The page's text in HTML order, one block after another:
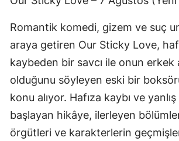
Romantik komedi, gizem ve suç
araya getiren Our Sticky Love,
kaybeden bir savcı ile onun erkek
olduğunu söyleyen eski bir
konu alıyor. Hafıza kaybı ve
başlayan hikâye, ilerleyen
örgütleri ve karakterlerin